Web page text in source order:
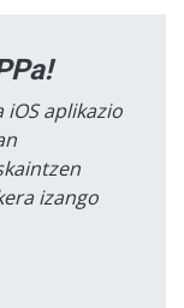
aplikazio
izango